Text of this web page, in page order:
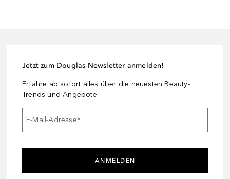
Jetzt zum Douglas-Newsletter anmelden!
Erfahre ab sofort alles über die neuesten Beauty-
Trends und Angebote.
E-Mail-Adresse*
ANMELDEN